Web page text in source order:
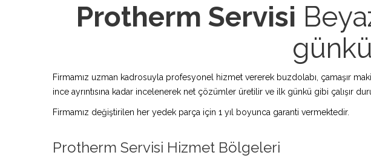
Protherm Servisi
Firmamız uzman kadrosuyla profesyonel hizmet vererek buzdolabı, çamaşır
ince ayrıntısına kadar incelenerek net çözümler üretilir ve ilk günkü gibi çalışır
Firmamız değiştirilen her yedek parça için 1 yıl boyunca garanti vermektedir.
Protherm Servisi Hizmet Bölgeleri